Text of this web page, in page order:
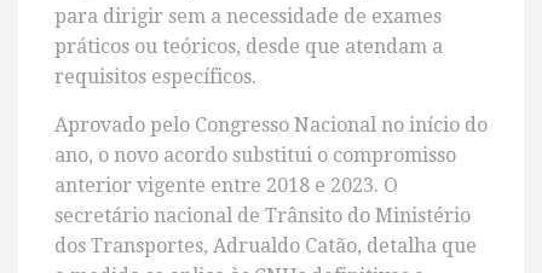
para dirigir sem a necessidade de exames
práticos ou teóricos, desde que atendam a
requisitos específicos.
Aprovado pelo Congresso Nacional no início do
ano, o novo acordo substitui o compromisso
anterior vigente entre 2018 e 2023. O
secretário nacional de Trânsito do Ministério
dos Transportes, Adrualdo Catão, detalha que